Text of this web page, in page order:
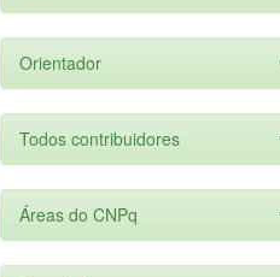
Orientador
Todos contribuidores
Áreas do CNPq